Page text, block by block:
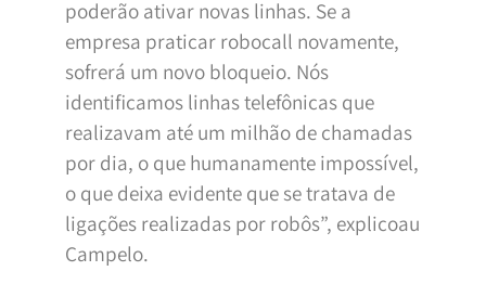
poderão ativar novas linhas. Se a
empresa praticar robocall novamente,
sofrerá um novo bloqueio. Nós
identificamos linhas telefônicas que
realizavam até um milhão de chamadas
por dia, o que humanamente impossível,
o que deixa evidente que se tratava de
ligações realizadas por robôs”, explicoau
Campelo.